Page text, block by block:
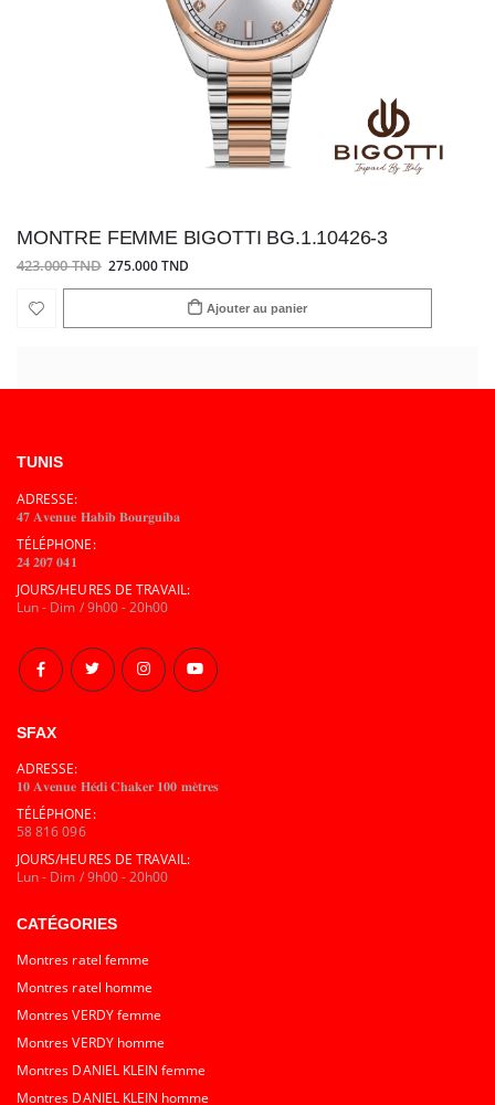
MONTRE FEMME BIGOTTI BG.1.10426-3
423.000 TND 275.000 TND
Ajouter au panier
TUNIS
ADRESSE:
𝟒𝟕 𝐀𝐯𝐞𝐧𝐮𝐞 𝐇𝐚𝐛𝐢𝐛 𝐁𝐨𝐮𝐫𝐠𝐮𝐢𝐛𝐚
TÉLÉPHONE:
𝟐𝟒 𝟐𝟎𝟕 𝟎𝟒𝟏
JOURS/HEURES DE TRAVAIL:
Lun - Dim / 9h00 - 20h00
SFAX
ADRESSE:
𝟏𝟎 𝐀𝐯𝐞𝐧𝐮𝐞 𝐇𝐞́𝐝𝐢 𝐂𝐡𝐚𝐤𝐞𝐫 𝟏𝟎𝟎 𝐦𝐞̀𝐭𝐫𝐞𝐬
TÉLÉPHONE:
58 816 096
JOURS/HEURES DE TRAVAIL:
Lun - Dim / 9h00 - 20h00
CATÉGORIES
Montres ratel femme
Montres ratel homme
Montres VERDY femme
Montres VERDY homme
Montres DANIEL KLEIN femme
Montres DANIEL KLEIN homme